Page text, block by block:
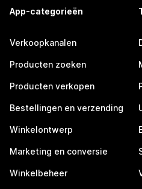
App-categorieën
Verkoopkanalen
Producten zoeken
Producten verkopen
Bestellingen en verzending
Winkelontwerp
Marketing en conversie
Winkelbeheer